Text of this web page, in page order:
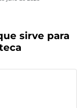
sirve para